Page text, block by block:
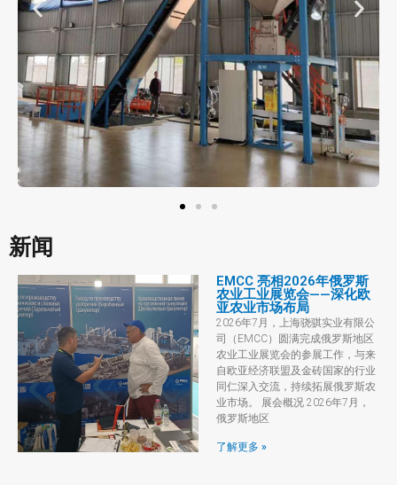
新闻
EMCC 亮相2026年俄罗斯
农业工业展览会——深化欧
亚农业市场布局
2026年7月，上海骁骐实业有限公
司（EMCC）圆满完成俄罗斯地区
农业工业展览会的参展工作，与来
自欧亚经济联盟及金砖国家的行业
同仁深入交流，持续拓展俄罗斯农
业市场。 展会概况 2026年7月，
俄罗斯地区
了解更多 »